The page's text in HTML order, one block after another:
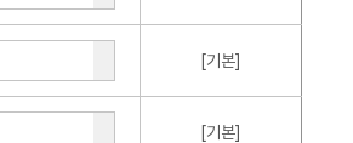
[기본]
[기본]